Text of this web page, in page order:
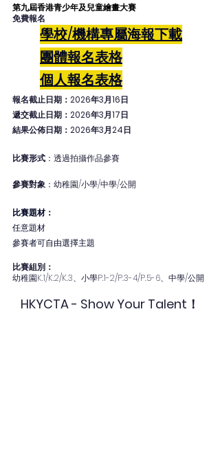
第九屆香港青少年及兒童繪畫大賽
免費報名
學校/機構專屬海報下載
團體報名表格
個人報名表格
報名截止日期：2026年3月16日
遞交截止日期：2026年3月17日
結果公佈日期：2026年3月24日
比賽形式 ：透過拍攝作品參賽
參賽對象 ：幼稚園/小學/中學/公開
比賽題材：
任意題材
參賽者可自由選擇主題
比賽組別：
幼稚園K.1/K.2/K.3、小學P.1-2/P.3-4/P.5-6、中學/公開
HKYCTA - Show Your Talent！